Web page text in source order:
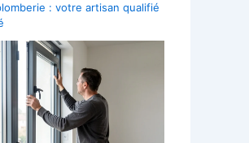
: votre artisan qualifié